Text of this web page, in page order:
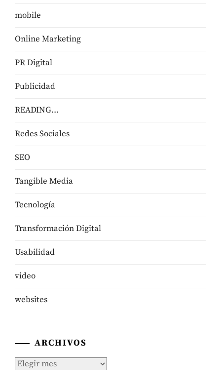
mobile
Online Marketing
PR Digital
Publicidad
READING…
Redes Sociales
SEO
Tangible Media
Tecnologí­a
Transformación Digital
Usabilidad
video
websites
ARCHIVOS
Archivos